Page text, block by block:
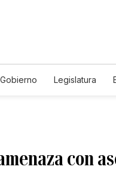
Gobierno Legislatura
con